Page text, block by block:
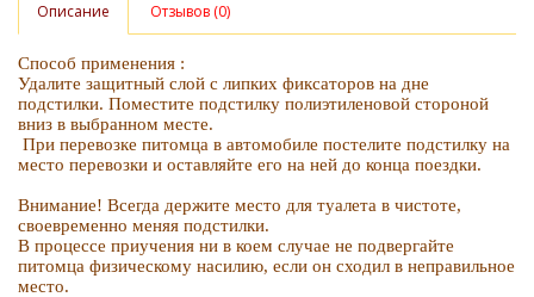
Описание Отзывов (0)
Способ применения :
Удалите защитный слой с липких фиксаторов на дне
подстилки. Поместите подстилку полиэтиленовой стороной
вниз в выбранном месте.
При перевозке питомца в автомобиле постелите подстилку на
место перевозки и оставляйте его на ней до конца поездки.
Внимание! Всегда держите место для туалета в чистоте,
своевременно меняя подстилки.
В процессе приучения ни в коем случае не подвергайте
питомца физическому насилию, если он сходил в неправильное
место.